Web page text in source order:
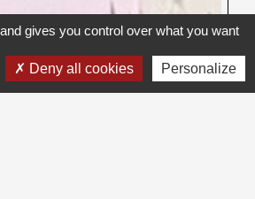
gives you control over what you want
Deny all cookies Personalize